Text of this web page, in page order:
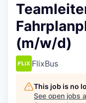
(m/w/d)
FlixBus
This job is no
See open jobs